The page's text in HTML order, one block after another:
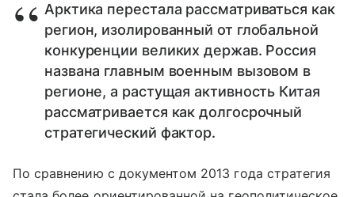
Арктика перестала рассматриваться как
регион, изолированный от глобальной
конкуренции великих держав. Россия
названа главным военным вызовом в
регионе, а растущая активность Китая
рассматривается как долгосрочный
стратегический фактор.
По сравнению с документом 2013 года стратегия